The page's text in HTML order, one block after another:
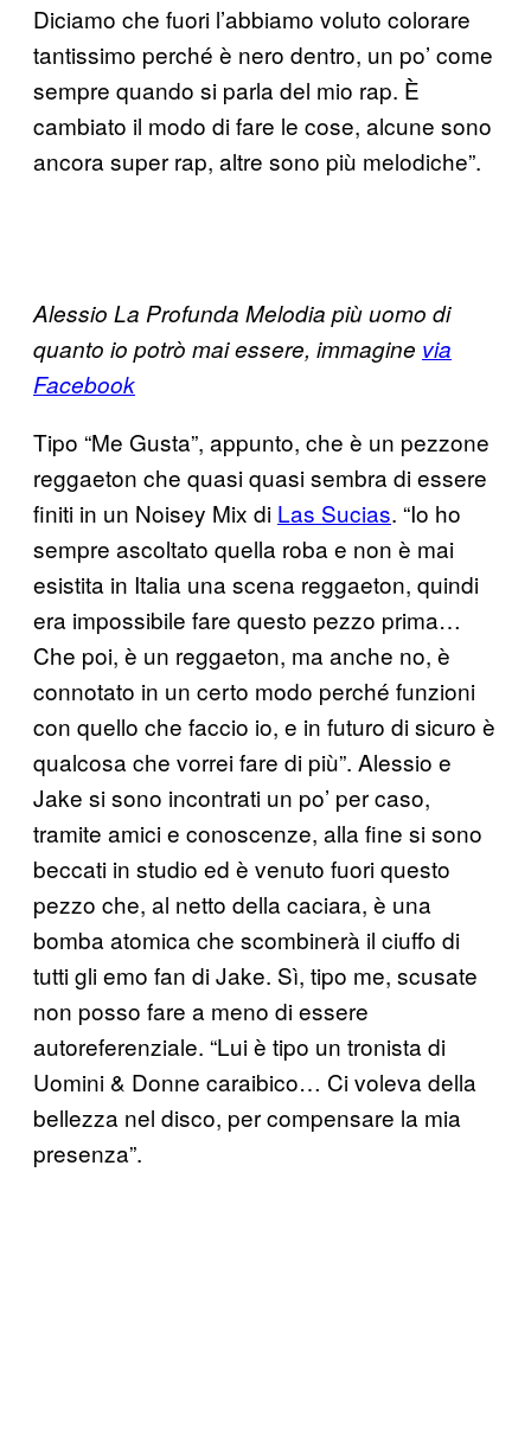
Diciamo che fuori l’abbiamo voluto colorare
tantissimo perché è nero dentro, un po’ come
sempre quando si parla del mio rap. È
cambiato il modo di fare le cose, alcune sono
ancora super rap, altre sono più melodiche”.
Alessio La Profunda Melodia più uomo di
quanto io potrò mai essere, immagine via
Facebook
Tipo “Me Gusta”, appunto, che è un pezzone
reggaeton che quasi quasi sembra di essere
finiti in un Noisey Mix di Las Sucias. “Io ho
sempre ascoltato quella roba e non è mai
esistita in Italia una scena reggaeton, quindi
era impossibile fare questo pezzo prima…
Che poi, è un reggaeton, ma anche no, è
connotato in un certo modo perché funzioni
con quello che faccio io, e in futuro di sicuro è
qualcosa che vorrei fare di più”. Alessio e
Jake si sono incontrati un po’ per caso,
tramite amici e conoscenze, alla fine si sono
beccati in studio ed è venuto fuori questo
pezzo che, al netto della caciara, è una
bomba atomica che scombinerà il ciuffo di
tutti gli emo fan di Jake. Sì, tipo me, scusate
non posso fare a meno di essere
autoreferenziale. “Lui è tipo un tronista di
Uomini & Donne caraibico… Ci voleva della
bellezza nel disco, per compensare la mia
presenza”.